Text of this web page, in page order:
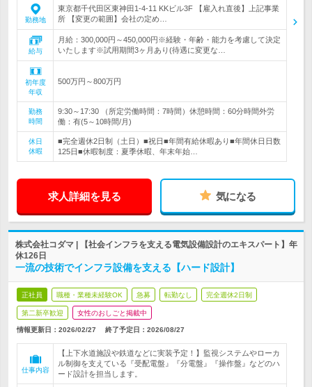
勤務地
東京都千代田区東神田1-4-11 KKビル3F 【雇入れ直後】上記事業
所 【変更の範囲】会社の定め…
給与
月給：300,000円～450,000円※経験・年齢・能力を考慮して決定
いたします※試用期間3ヶ月あり(待遇に変更な…
初年度
年収
500万円～800万円
勤務
時間
9:30～17:30 （所定労働時間：7時間）休憩時間：60分時間外労
働：有(5～10時間/月)
休日
休暇
■完全週休2日制（土日）■祝日■年間有給休暇あり■年間休日日数
125日■休暇制度：夏季休暇、年末年始…
求人詳細を見る 気になる
株式会社コダマ | 【社会インフラを支える電気設備設計のエキスパート】年
休126日
一流の技術でインフラ設備を支える【ハード設計】
正社員 職種・業種未経験OK 急募 転勤なし 完全週休2日制
第二新卒歓迎 女性のおしごと掲載中
情報更新日：2026/02/27 終了予定日： 2026/08/27
仕事内容
【上下水道施設や鉄道などに実装予定！】監視システムやローカ
ル制御を支えている『受配電盤』『分電盤』『操作盤』などのハ
ード設計を担当します。